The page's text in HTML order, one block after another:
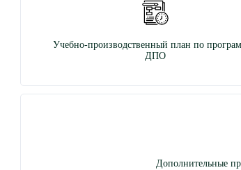
Учебно-производственный план по
ДПО
Дополнительные